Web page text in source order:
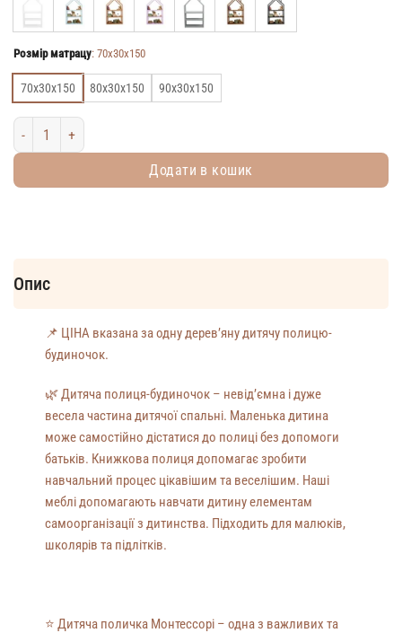
Розмір матрацу: 70х30х150
70х30х150 80х30х150 90х30х150
Дитяча полиця-будиночок Монтессорі кількість
Додати в кошик
Опис
📌 ЦІНА вказана за одну дерев’яну дитячу полицю-
будиночок.
🌿 Дитяча полиця-будиночок – невід’ємна і дуже
весела частина дитячої спальні. Маленька дитина
може самостійно дістатися до полиці без допомоги
батьків. Книжкова полиця допомагає зробити
навчальний процес цікавішим та веселішим. Наші
меблі допомагають навчати дитину елементам
самоорганізації з дитинства. Підходить для малюків,
школярів та підлітків.
⭐️Дитяча поличка Монтессорі – одна з важливих та